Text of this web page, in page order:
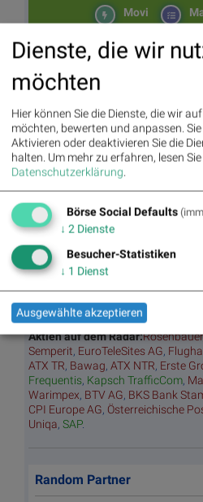
x
Movi
ng
Averages
Hitpa
rade
Bildnachweis
1. BSN Group Rohstoffaktien
01.03.2025
Aktien auf dem Radar:Rosenbauer
Semperit, EuroTeleSites AG,
ATX TR, Bawag, ATX NTR, Erste
Frequentis, Kapsch TrafficCom,
Warimpex, BTV AG, BKS Bank
CPI Europe AG, Österreichische
Uniqa, SAP.
Random Partner
Dienste, die wir
möchten
Hier können Sie die Dienste, die wir
möchten, bewerten und anpassen.
Aktivieren oder deaktivieren Sie die
halten. Um mehr zu erfahren, lesen
Datenschutzerklärung.
Börse Social Defaults
↓ 2 Dienste
Besucher-Statistiken
↓ 1 Dienst
Ausgewählte akzeptieren